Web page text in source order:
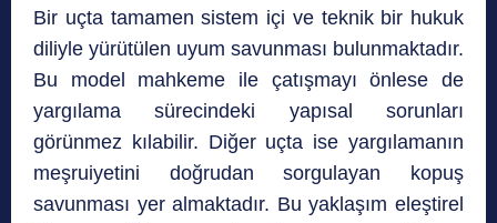
Bir uçta tamamen sistem içi ve teknik bir hukuk
diliyle yürütülen uyum savunması bulunmaktadır.
Bu model mahkeme ile çatışmayı önlese de
yargılama sürecindeki yapısal sorunları
görünmez kılabilir. Diğer uçta ise yargılamanın
meşruiyetini doğrudan sorgulayan kopuş
savunması yer almaktadır. Bu yaklaşım eleştirel